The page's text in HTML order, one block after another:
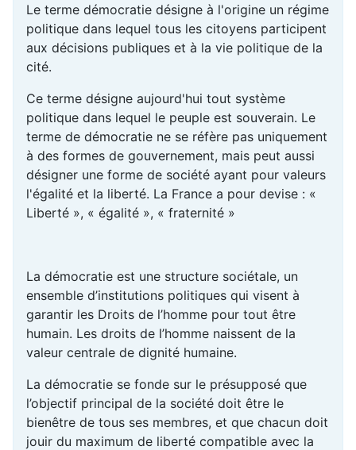
Le terme démocratie désigne à l'origine un régime
politique dans lequel tous les citoyens participent
aux décisions publiques et à la vie politique de la
cité.
Ce terme désigne aujourd'hui tout système
politique dans lequel le peuple est souverain. Le
terme de démocratie ne se réfère pas uniquement
à des formes de gouvernement, mais peut aussi
désigner une forme de société ayant pour valeurs
l'égalité et la liberté. La France a pour devise : «
Liberté », « égalité », « fraternité »
La démocratie est une structure sociétale, un
ensemble d’institutions politiques qui visent à
garantir les Droits de l’homme pour tout être
humain. Les droits de l’homme naissent de la
valeur centrale de dignité humaine.
La démocratie se fonde sur le présupposé que
l’objectif principal de la société doit être le
bienêtre de tous ses membres, et que chacun doit
jouir du maximum de liberté compatible avec la